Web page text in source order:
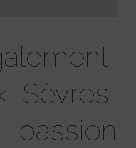
Sèvres,